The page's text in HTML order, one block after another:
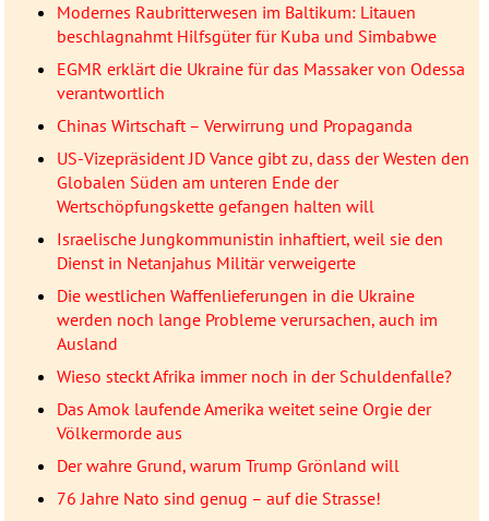
Modernes Raubritterwesen im Baltikum: Litauen
beschlagnahmt Hilfsgüter für Kuba und Simbabwe
EGMR erklärt die Ukraine für das Massaker von Odessa
verantwortlich
Chinas Wirtschaft – Verwirrung und Propaganda
US-Vizepräsident JD Vance gibt zu, dass der Westen den
Globalen Süden am unteren Ende der
Wertschöpfungskette gefangen halten will
Israelische Jungkommunistin inhaftiert, weil sie den
Dienst in Netanjahus Militär verweigerte
Die westlichen Waffenlieferungen in die Ukraine
werden noch lange Probleme verursachen, auch im
Ausland
Wieso steckt Afrika immer noch in der Schuldenfalle?
Das Amok laufende Amerika weitet seine Orgie der
Völkermorde aus
Der wahre Grund, warum Trump Grönland will
76 Jahre Nato sind genug – auf die Strasse!